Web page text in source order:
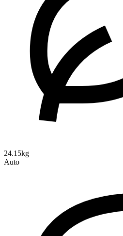
24.15kg
Auto